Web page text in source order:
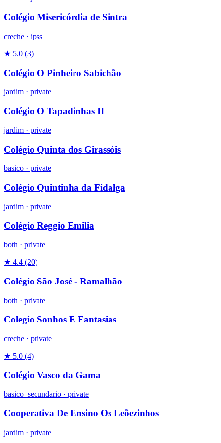
Colégio Misericórdia de Sintra
creche · ipss
★ 5.0 (3)
Colégio O Pinheiro Sabichão
jardim · private
Colégio O Tapadinhas II
jardim · private
Colégio Quinta dos Girassóis
basico · private
Colégio Quintinha da Fidalga
jardim · private
Colégio Reggio Emilia
both · private
★ 4.4 (20)
Colégio São José - Ramalhão
both · private
Colegio Sonhos E Fantasias
creche · private
★ 5.0 (4)
Colégio Vasco da Gama
basico_secundario · private
Cooperativa De Ensino Os Leõezinhos
jardim · private